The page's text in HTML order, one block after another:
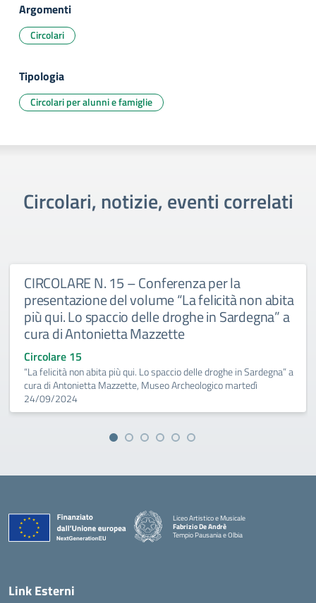
Argomenti
Circolari
Tipologia
Circolari per alunni e famiglie
Circolari, notizie, eventi correlati
CIRCOLARE N. 15 – Conferenza per la
presentazione del volume “La felicità non abita
più qui. Lo spaccio delle droghe in Sardegna” a
cura di Antonietta Mazzette
Circolare 15
“La felicità non abita più qui. Lo spaccio delle droghe in Sardegna” a
cura di Antonietta Mazzette, Museo Archeologico martedì
24/09/2024
Liceo Artistico e Musicale
Fabrizio De Andrè
Tempio Pausania e Olbia
— Visita la pagina iniziale della scuola
Link Esterni